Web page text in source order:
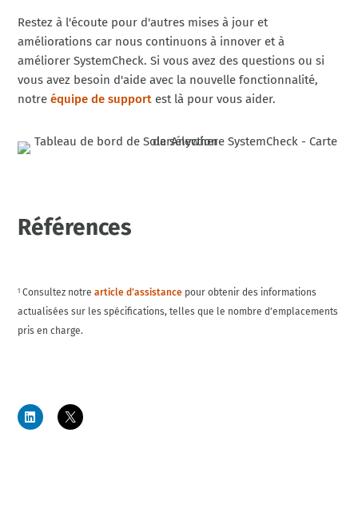
Restez à l'écoute pour d'autres mises à jour et
améliorations car nous continuons à innover et à
améliorer SystemCheck. Si vous avez des questions ou si
vous avez besoin d'aide avec la nouvelle fonctionnalité,
notreéquipe de support est là pour vous aider.
Références
1Consultez notre article d'assistancepour obtenir des informations
actualisées sur les spécifications, telles que le nombre d'emplacements
pris en charge.